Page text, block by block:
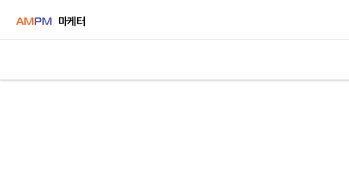
마케터